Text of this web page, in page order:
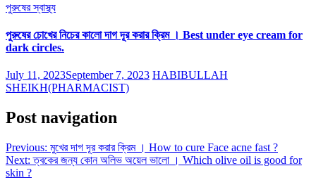
পুরুষের স্বাস্থ্য
পুরুষের চোখের নিচের কালো দাগ দূর করার ক্রিম । Best under eye cream for
dark circles.
July 11, 2023September 7, 2023 HABIBULLAH
SHEIKH(PHARMACIST)
Post navigation
Previous: মুখের দাগ দূর করার ক্রিম । How to cure Face acne fast ?
Next: ত্বকের জন্য কোন অলিভ অয়েল ভালো । Which olive oil is good for
skin ?